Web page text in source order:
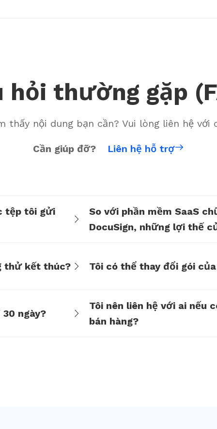
hỏi thường gặp
thấy nội dung bạn cần? Vui lòng liên hệ với
Cần giúp đỡ? Liên hệ hỗ trợ
tệp tôi gửi
thử kết thúc?
ngày?
So với phần mềm SaaS
DocuSign, những lợi thế
Tôi có thể thay đổi gói
Tôi nên liên hệ với ai nếu
bán hàng?